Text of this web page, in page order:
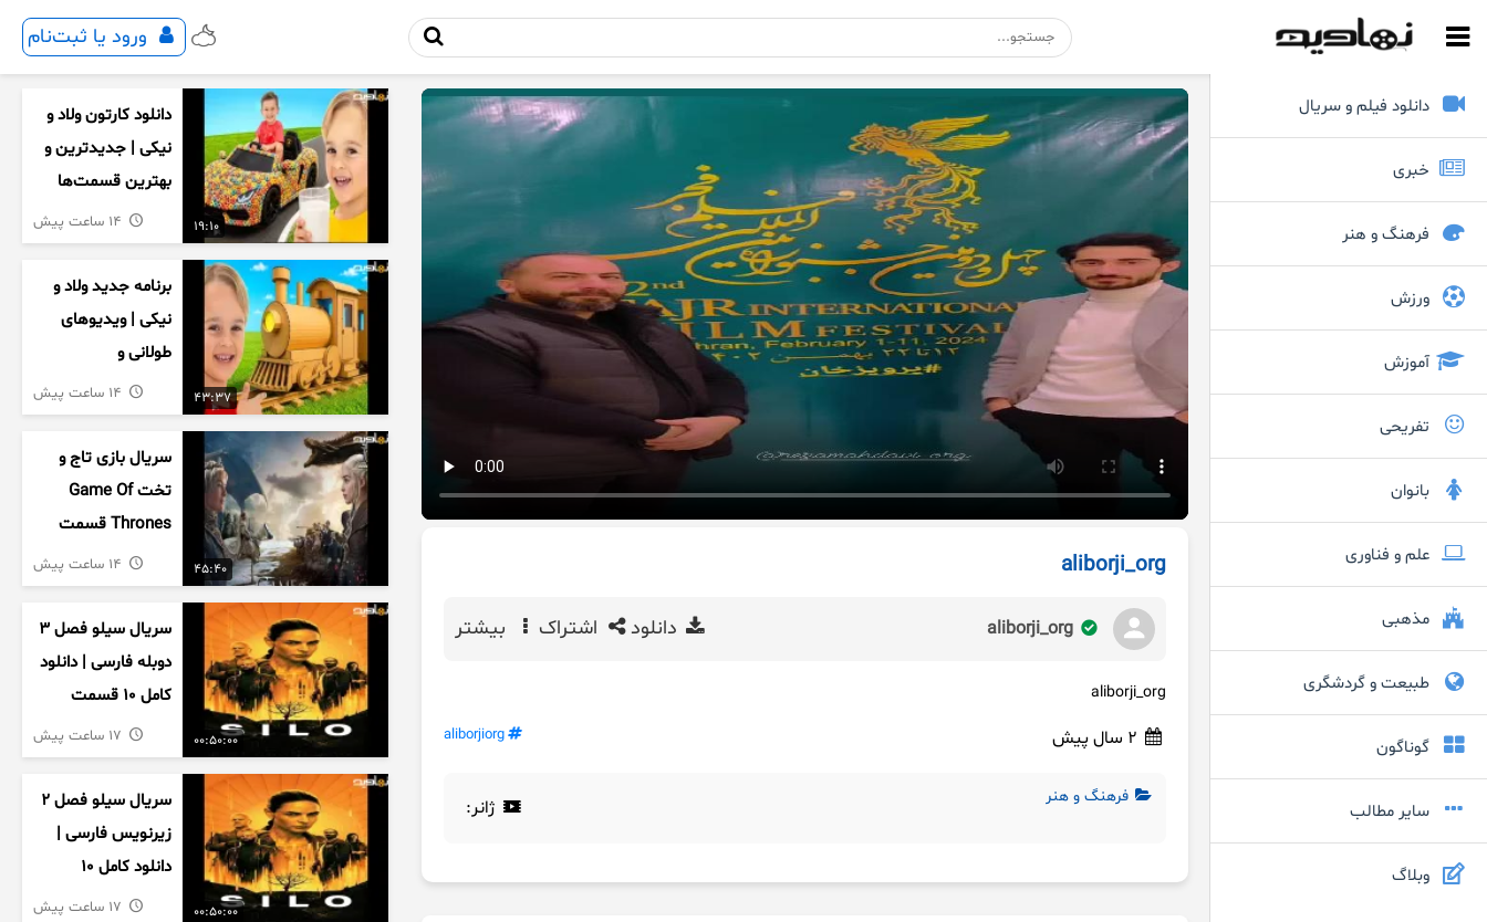
ورود یا ثبت‌نام
دانلود فیلم و سریال
خبری
فرهنگ و هنر
ورزش
آموزش
تفریحی
بانوان
علم و فناوری
مذهبی
طبیعت و گردشگری
گوناگون
سایر مطالب
وبلاگ
aliborji_org
aliborji_org دانلود اشتراک بیشتر
aliborji_org
aliborjiorg
فرهنگ و هنر ژانر:
19:10
دانلود کارتون ولاد و
نیکی | جدیدترین و
بهترین قسمت‌ها
43:37
برنامه جدید ولاد و
نیکی | ویدیوهای
طولانی و
سرگرم‌کننده کودکان
45:40
سریال بازی تاج و
تخت Game Of
Thrones قسمت
دوم فصل اول
زیرنویس فارسی
00:50:00
سریال سیلو فصل ۳
دوبله فارسی | دانلود
کامل ۱۰ قسمت
00:50:00
سریال سیلو فصل ۲
زیرنویس فارسی |
دانلود کامل ۱۰
قسمت